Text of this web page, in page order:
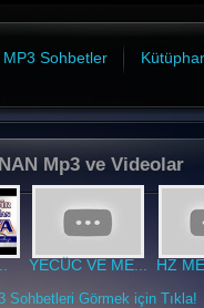
MP3 Sohbetler
Mp3 ve Videolar
YECÜC VE ME... HZ
Sohbetleri Görmek için Tıkla!